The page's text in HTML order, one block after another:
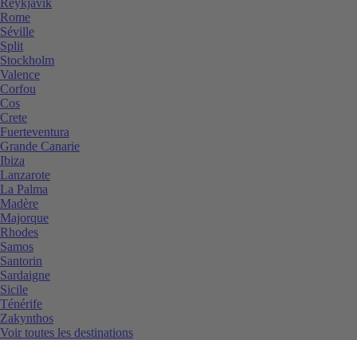
Rome
Séville
Split
Stockholm
Valence
Corfou
Cos
Crete
Fuerteventura
Grande Canarie
Ibiza
Lanzarote
La Palma
Madère
Majorque
Rhodes
Samos
Santorin
Sardaigne
Sicile
Ténérife
Zakynthos
Voir toutes les destinations